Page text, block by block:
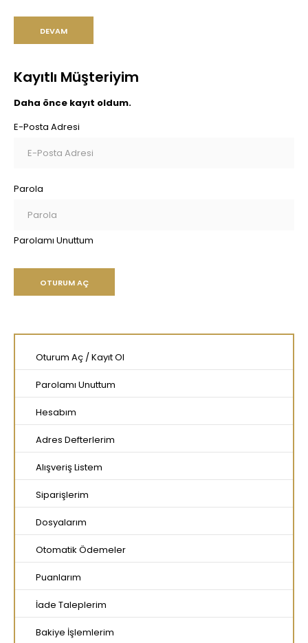
DEVAM
Kayıtlı Müşteriyim
Daha önce kayıt oldum.
E-Posta Adresi
Parola
Parolamı Unuttum
Oturum Aç /Kayıt Ol
Parolamı Unuttum
Hesabım
Adres Defterlerim
Alışveriş Listem
Siparişlerim
Dosyalarım
Otomatik Ödemeler
Puanlarım
İade Taleplerim
Bakiye İşlemlerim